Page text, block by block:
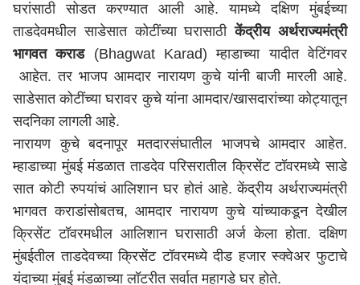
घरांसाठी सोडत करण्यात आली आहे. यामध्ये दक्षिण मुंबईच्या
ताडदेवमधील साडेसात कोटींच्या घरासाठीकेंद्रीय अर्थराज्यमंत्री
भागवत कराड
(Bhagwat Karad) म्हाडाच्या यादीत वेटिंगवर
आहेत. तर भाजप आमदार नारायण कुचे यांनी बाजी मारली आहे.
साडेसात कोटींच्या घरावर कुचे यांना आमदार/खासदारांच्या कोट्यातून
सदनिका लागली आहे.
नारायण कुचे बदनापूर मतदारसंघातील भाजपचे आमदार आहेत.
म्हाडाच्या मुंबई मंडळात ताडदेव परिसरातील क्रिसेंट टॉवरमध्ये साडे
सात कोटी रुपयांचं आलिशान घर होतं आहे. केंद्रीय अर्थराज्यमंत्री
भागवत कराडांसोबतच, आमदार नारायण कुचे यांच्याकडून देखील
क्रिसेंट टॉवरमधील आलिशान घरासाठी अर्ज केला होता. दक्षिण
मुंबईतील ताडदेवच्या क्रिसेंट टॉवरमध्ये दीड हजार स्क्वेअर फुटाचे
यंदाच्या मुंबई मंडळाच्या लॉटरीत सर्वात महागडे घर होते.